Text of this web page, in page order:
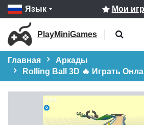
Язык Мои
PlayMiniGames
Главная
Аркады
Rolling Ball 3D 🔥 Играть